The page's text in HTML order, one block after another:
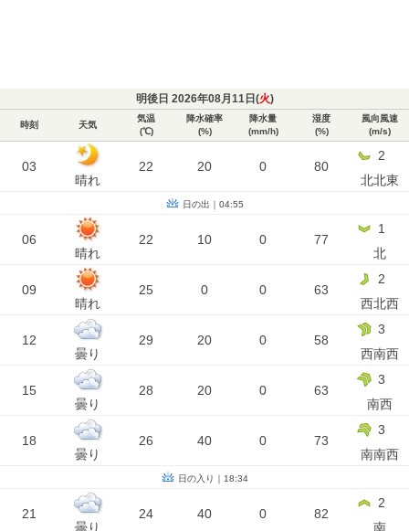
明後日 2026年08月11日(火)
時刻 天気
気温
(℃)
降水確率
(%)
降水量
(mm/h)
湿度
(%)
風向風速
(m/s)
03
晴れ
22 20 0 80
2
北北東
日の出｜04:55
06
晴れ
22 10 0 77
1
北
09
晴れ
25 0 0 63
2
西北西
12
曇り
29 20 0 58
3
西南西
15
曇り
28 20 0 63
3
南西
18
曇り
26 40 0 73
3
南南西
日の入り｜18:34
21
曇り
24 40 0 82
2
南